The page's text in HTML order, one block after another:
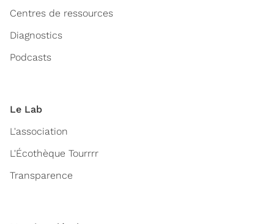
Centres de ressources
Diagnostics
Podcasts
Le Lab
L'association
L'Écothèque Tourrrr
Transparence